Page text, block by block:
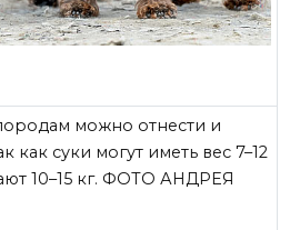
можно отнести и
как суки могут иметь вес 7–12
10–15 кг. ФОТО АНДРЕЯ